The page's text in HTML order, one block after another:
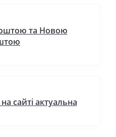
та Новою
сайті актуальна